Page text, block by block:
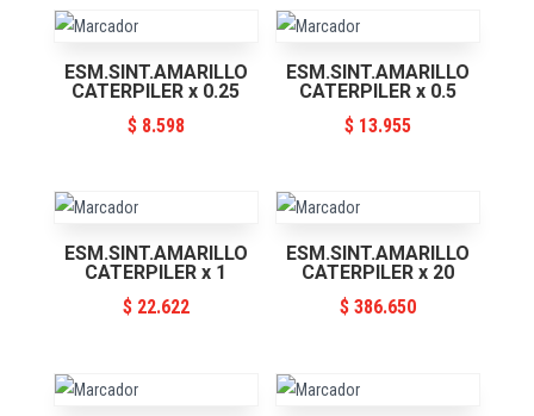
ESM.SINT.AMARILLO
CATERPILER x 0.25
$8.598
ESM.SINT.AMARILLO
CATERPILER x 0.5
$ 13.955
ESM.SINT.AMARILLO
CATERPILER x 1
$22.622
ESM.SINT.AMARILLO
CATERPILER x 20
$ 386.650